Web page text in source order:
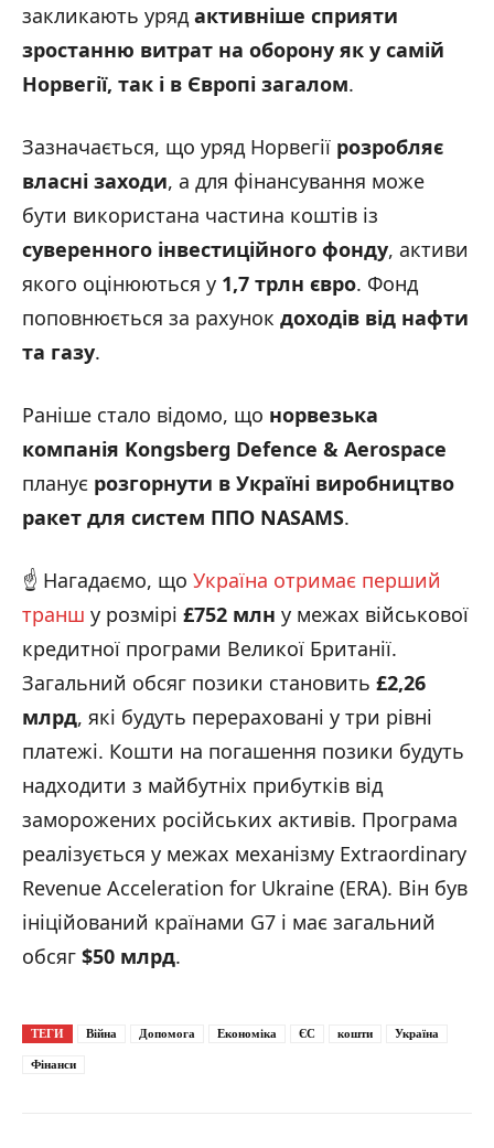
закликають уряд активніше сприяти
зростанню витрат на оборону як у самій
Норвегії, так і в Європі загалом.
Зазначається, що уряд Норвегії розробляє
власні заходи, а для фінансування може
бути використана частина коштів із
суверенного інвестиційного фонду, активи
якого оцінюються у 1,7 трлн євро. Фонд
поповнюється за рахунок доходів від нафти
та газу.
Раніше стало відомо, що норвезька
компанія Kongsberg Defence & Aerospace
планує розгорнути в Україні виробництво
ракет для систем ППО NASAMS.
☝️ Нагадаємо, що Україна отримає перший
транш у розмірі £752 млн у межах військової
кредитної програми Великої Британії.
Загальний обсяг позики становить £2,26
млрд, які будуть перераховані у три рівні
платежі. Кошти на погашення позики будуть
надходити з майбутніх прибутків від
заморожених російських активів. Програма
реалізується у межах механізму Extraordinary
Revenue Acceleration for Ukraine (ERA). Він був
ініційований країнами G7 і має загальний
обсяг $50 млрд.
ТЕГИ Війна Допомога Економіка ЄС кошти Україна
Фінанси